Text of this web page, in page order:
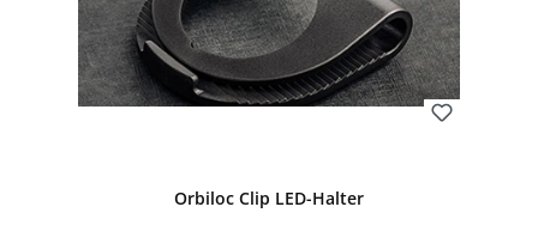
Orbiloc Clip LED-Halter